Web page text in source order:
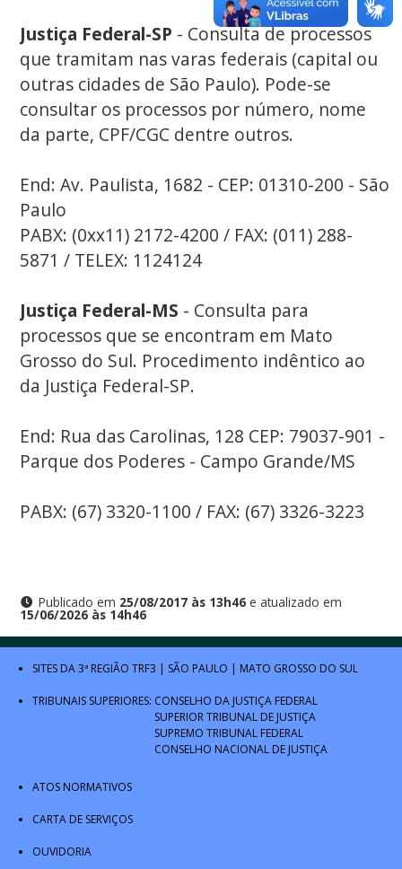
Justiça Federal-SP - Consulta de processos
que tramitam nas varas federais (capital ou
outras cidades de São Paulo). Pode-se
consultar os processos por número, nome
da parte, CPF/CGC dentre outros.
End: Av. Paulista, 1682 - CEP: 01310-200 - São
Paulo
PABX: (0xx11) 2172-4200 / FAX: (011) 288-
5871 / TELEX: 1124124
Justiça Federal-MS - Consulta para
processos que se encontram em Mato
Grosso do Sul. Procedimento indêntico ao
da Justiça Federal-SP.
End: Rua das Carolinas, 128 CEP: 79037-901 -
Parque dos Poderes - Campo Grande/MS
PABX: (67) 3320-1100 / FAX: (67) 3326-3223
Publicado em 25/08/2017 às 13h46e atualizado em
15/06/2026 às 14h46
SITES DA 3ª REGIÃO TRF3 | SÃO PAULO | MATO GROSSO DO SUL
TRIBUNAIS SUPERIORES: CONSELHO DA JUSTIÇA FEDERAL
SUPERIOR TRIBUNAL DE JUSTIÇA
SUPREMO TRIBUNAL FEDERAL
CONSELHO NACIONAL DE JUSTIÇA
ATOS NORMATIVOS
CARTA DE SERVIÇOS
OUVIDORIA